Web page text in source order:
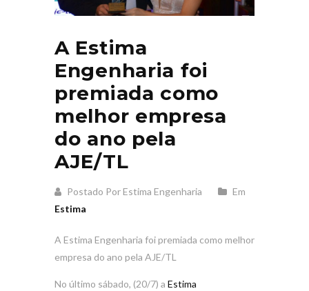
A Estima
Engenharia foi
premiada como
melhor empresa
do ano pela
AJE/TL
Postado Por Estima Engenharia
Em
Estima
A Estima Engenharia foi premiada como melhor
empresa do ano pela AJE/TL
No último sábado, (20/7) a Estima